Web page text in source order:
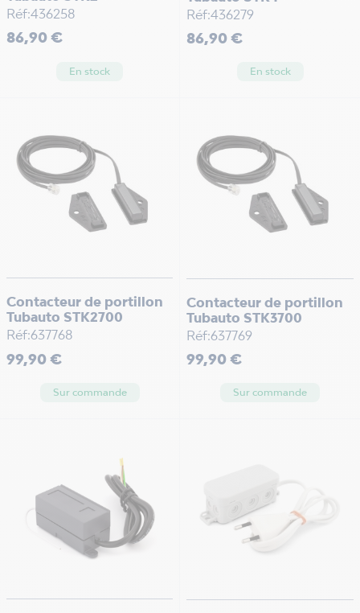
Réf:436258
Prix
86,90 €
En stock
Réf:436279
Prix
86,90 €
En stock
Contacteur de portillon
Tubauto STK2700
Réf:637768
Prix
99,90 €
Sur commande
Contacteur de portillon
Tubauto STK3700
Réf:637769
Prix
99,90 €
Sur commande